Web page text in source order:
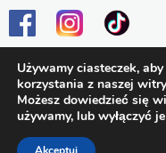
Copyright © 2026 Alwo sklep . All
Używamy ciasteczek,
korzystania z naszej
Możesz dowiedzieć się
używamy, lub wyłączyć